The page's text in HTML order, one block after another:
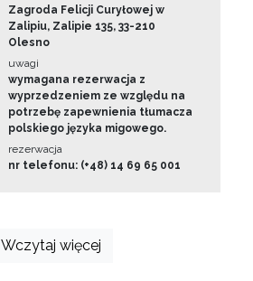
Zagroda Felicji Curyłowej w
Zalipiu, Zalipie 135, 33-210
Olesno
uwagi
wymagana rezerwacja z
wyprzedzeniem ze względu na
potrzebę zapewnienia tłumacza
polskiego języka migowego.
rezerwacja
nr telefonu: (+48) 14 69 65 001
Wczytaj więcej